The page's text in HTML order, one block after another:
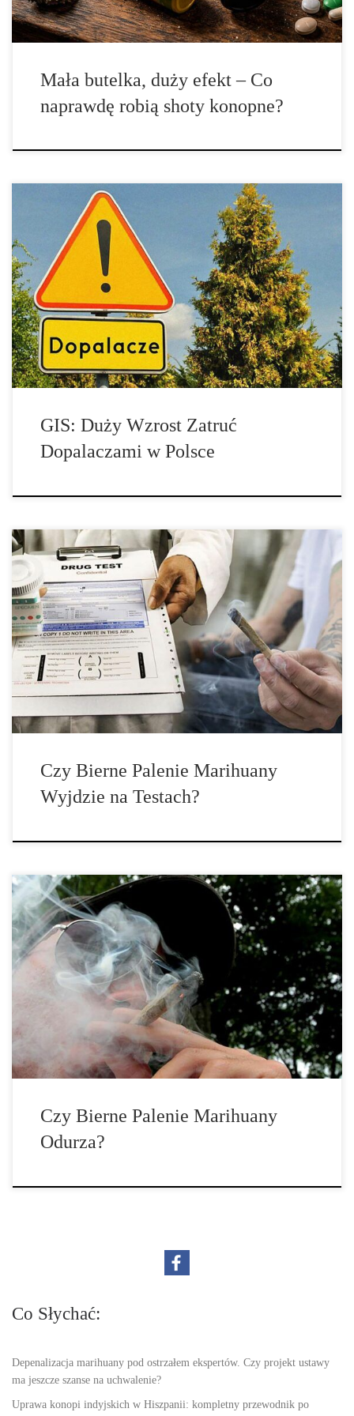
Mała butelka, duży efekt – Co
naprawdę robią shoty konopne?
W 2024 roku Główny Inspektorat Sanitarny odnotował bardzo
poważny wzrost […]
GIS: Duży Wzrost Zatruć
Dopalaczami w Polsce
Testy na obecność narkotyków są dosyć powszechne w Stanach
Zjednoczonych. […]
Czy Bierne Palenie Marihuany
Wyjdzie na Testach?
Bierne palenie marihuany to wdychanie dymu z palonej marihuany
przez […]
Czy Bierne Palenie Marihuany
Odurza?
Co Słychać:
Depenalizacja marihuany pod ostrzałem ekspertów. Czy projekt ustawy
ma jeszcze szanse na uchwalenie?
Uprawa konopi indyjskich w Hiszpanii: kompletny przewodnik po